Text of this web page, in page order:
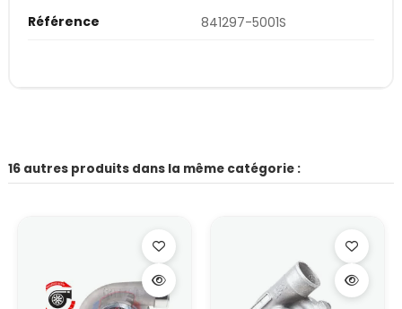
Référence 841297-5001S
16 autres produits dans la même catégorie :